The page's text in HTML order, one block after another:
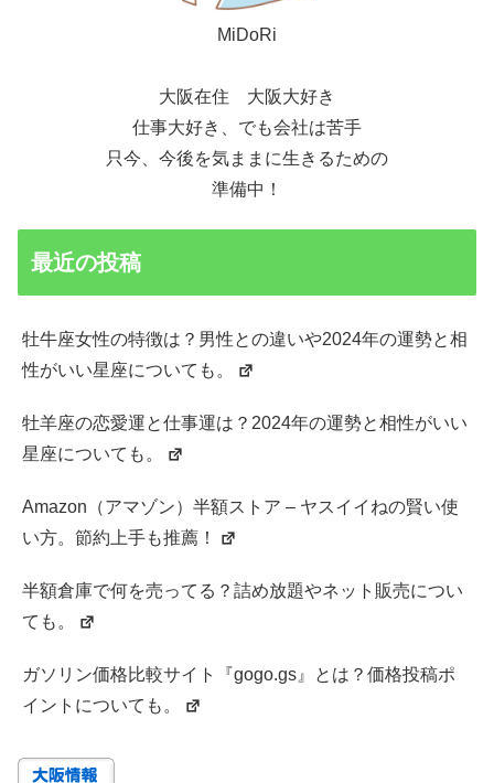
MiDoRi
大阪在住 大阪大好き
仕事大好き、でも会社は苦手
只今、今後を気ままに生きるための
準備中！
最近の投稿
牡牛座女性の特徴は？男性との違いや2024年の運勢と相
性がいい星座についても。
牡羊座の恋愛運と仕事運は？2024年の運勢と相性がいい
星座についても。
Amazon（アマゾン）半額ストア – ヤスイイねの賢い使
い方。節約上手も推薦！
半額倉庫で何を売ってる？詰め放題やネット販売につい
ても。
ガソリン価格比較サイト『gogo.gs』とは？価格投稿ポ
イントについても。